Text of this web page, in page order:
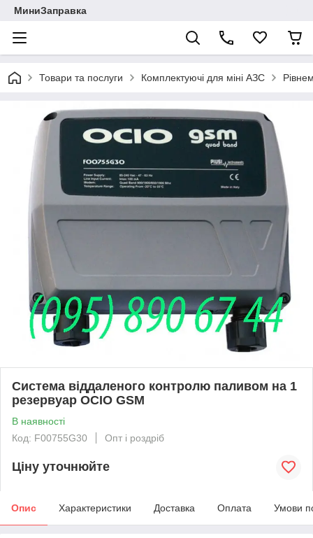
МиниЗаправка
Товари та послуги Комплектуючі для міні АЗС
Система віддаленого контролю паливом на 1
резервуар OCIO GSM
В наявності
Код: F00755G30
Опт і роздріб
Ціну уточнюйте
Опис Характеристики Доставка Оплата Умови